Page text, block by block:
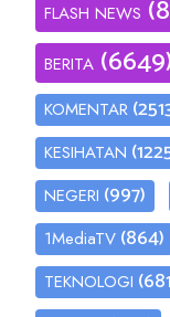
FLASH NEWS
BERITA
KOMENTAR
KESIHATAN
NEGERI (997)
1MediaTV (864)
TEKNOLOGI